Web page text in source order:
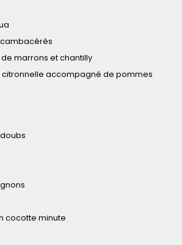
marrons et chantilly
citronnelle accompagné de pommes
cocotte minute